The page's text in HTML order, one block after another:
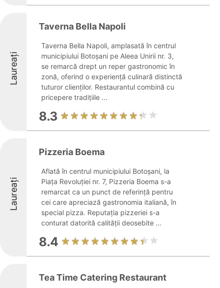
Laureați
Taverna Bella Napoli
Taverna Bella Napoli, amplasată în centrul
municipiului Botoșani pe Aleea Unirii nr. 3,
se remarcă drept un reper gastronomic în
zonă, oferind o experiență culinară distinctă
tuturor clienților. Restaurantul combină cu
pricepere tradițiile ...
8.3
Laureați
Pizzeria Boema
Aflată în centrul municipiului Botoșani, la
Piața Revoluției nr. 7, Pizzeria Boema s-a
remarcat ca un punct de referință pentru
cei care apreciază gastronomia italiană, în
special pizza. Reputația pizzeriei s-a
conturat datorită calității deosebite ...
8.4
Tea Time Catering Restaurant